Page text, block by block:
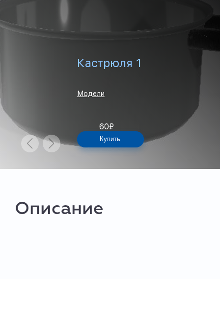
Кастрюля 1
Модели
60₽
Купить
Описание